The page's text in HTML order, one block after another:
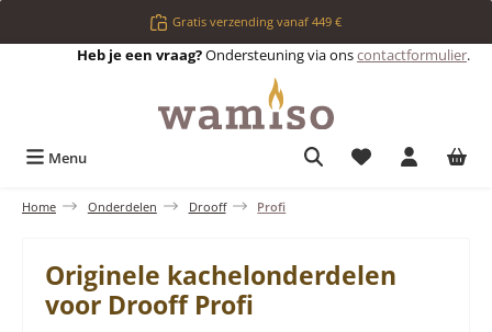
Ga naar de hoofdinhoudGratis verzending vanaf 449 €
Heb je een vraag?Ondersteuning via onscontactformulier.
Menu Je hebt 0 items
Home Onderdelen Drooff Profi
Originele kachelonderdelen
voor Drooff Profi